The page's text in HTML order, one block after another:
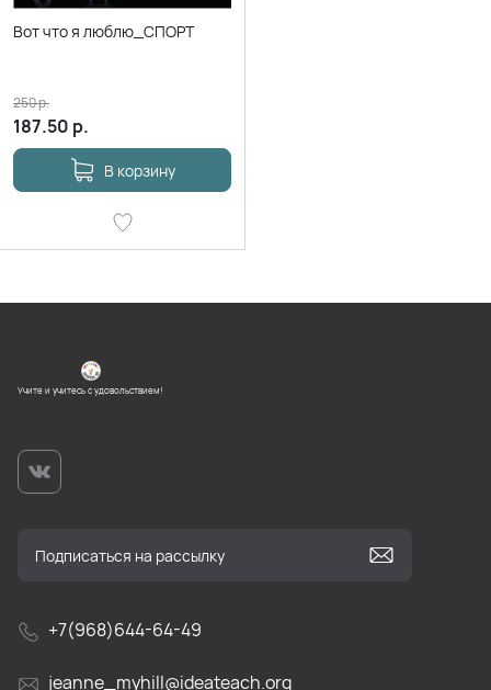
Вот что я люблю_СПОРТ
187.50 р.
250р.
В корзину
Учите и учитесь с удовольствием!
+7(968)644-64-49
jeanne_myhill@ideateach.org